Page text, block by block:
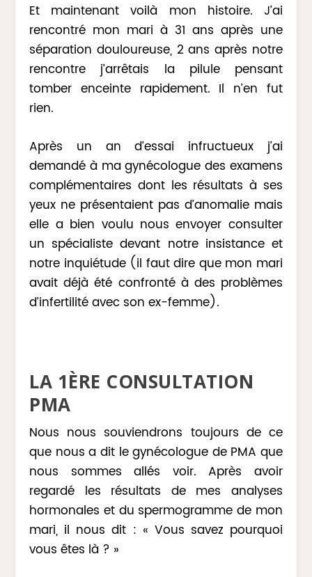
Et maintenant voilà mon histoire. J’ai
rencontré mon mari à 31 ans après une
séparation douloureuse, 2 ans après notre
rencontre j’arrêtais la pilule pensant
tomber enceinte rapidement. Il n’en fut
rien.
Après un an d’essai infructueux j’ai
demandé à ma gynécologue des examens
complémentaires dont les résultats à ses
yeux ne présentaient pas d’anomalie mais
elle a bien voulu nous envoyer consulter
un spécialiste devant notre insistance et
notre inquiétude (il faut dire que mon mari
avait déjà été confronté à des problèmes
d’infertilité avec son ex-femme).
LA 1ÈRE CONSULTATION
PMA
Nous nous souviendrons toujours de ce
que nous a dit le gynécologue de PMA que
nous sommes allés voir. Après avoir
regardé les résultats de mes analyses
hormonales et du spermogramme de mon
mari, il nous dit : « Vous savez pourquoi
vous êtes là ? »